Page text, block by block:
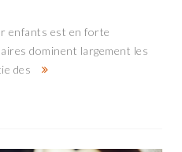
enfants est en forte
dominent largement les
des